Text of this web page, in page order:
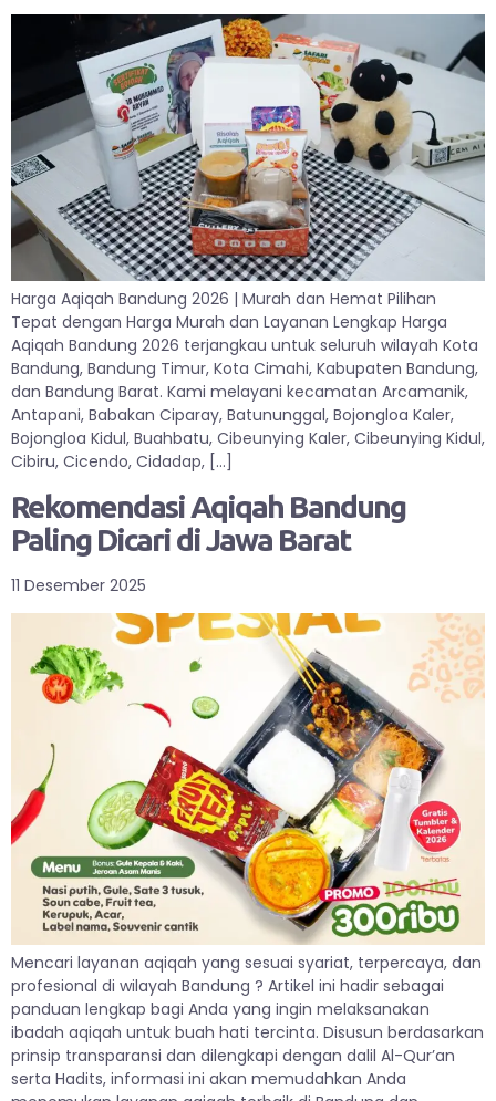
Harga Aqiqah Bandung 2026 | Murah dan Hemat Pilihan
Tepat dengan Harga Murah dan Layanan Lengkap Harga
Aqiqah Bandung 2026 terjangkau untuk seluruh wilayah Kota
Bandung, Bandung Timur, Kota Cimahi, Kabupaten Bandung,
dan Bandung Barat. Kami melayani kecamatan Arcamanik,
Antapani, Babakan Ciparay, Batununggal, Bojongloa Kaler,
Bojongloa Kidul, Buahbatu, Cibeunying Kaler, Cibeunying Kidul,
Cibiru, Cicendo, Cidadap, […]
Rekomendasi Aqiqah Bandung
Paling Dicari di Jawa Barat
11 Desember 2025
Mencari layanan aqiqah yang sesuai syariat, terpercaya, dan
profesional di wilayah Bandung ? Artikel ini hadir sebagai
panduan lengkap bagi Anda yang ingin melaksanakan
ibadah aqiqah untuk buah hati tercinta. Disusun berdasarkan
prinsip transparansi dan dilengkapi dengan dalil Al-Qur’an
serta Hadits, informasi ini akan memudahkan Anda